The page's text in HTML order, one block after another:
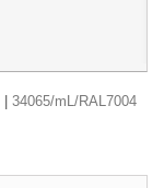
34065/mL/RAL7004